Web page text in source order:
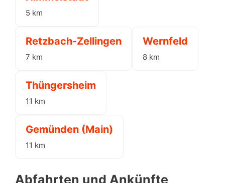
5 km
Retzbach-Zellingen
7 km
Wernfeld
8 km
Thüngersheim
11 km
Gemünden (Main)
11 km
Abfahrten und Ankünfte